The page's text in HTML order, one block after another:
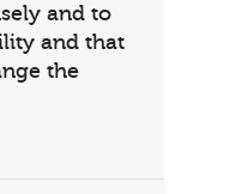
and to
and that
the